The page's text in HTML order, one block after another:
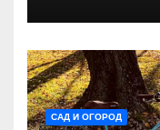
САД И ОГОРОД